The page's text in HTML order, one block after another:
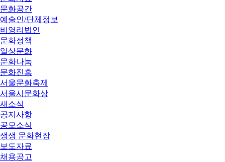
문화공간
예술인/단체정보
비영리법인
문화정책
일상문화
문화나눔
문화진흥
서울문화축제
서울시문화상
새소식
공지사항
공모소식
생생 문화현장
보도자료
채용공고